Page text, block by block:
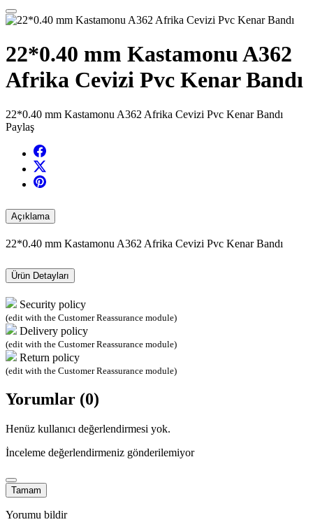
22*0.40 mm Kastamonu A362
Afrika Cevizi Pvc Kenar Bandı
22*0.40 mm Kastamonu A362 Afrika Cevizi Pvc Kenar Bandı
Paylaş
Açıklama
22*0.40 mm Kastamonu A362 Afrika Cevizi Pvc Kenar Bandı
Ürün Detayları
Security policy
(edit with the Customer Reassurance module)
Delivery policy
(edit with the Customer Reassurance module)
Return policy
(edit with the Customer Reassurance module)
Yorumlar (0)
Henüz kullanıcı değerlendirmesi yok.
İnceleme değerlendirmeniz gönderilemiyor
Tamam
Yorumu bildir